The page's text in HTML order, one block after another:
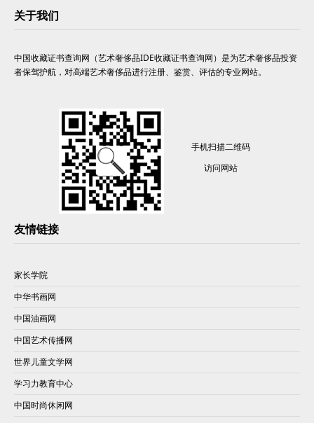
关于我们
中国收藏证书查询网（艺术奢侈品IDE收藏证书查询网）是为艺术奢侈品投资
者保驾护航，对高端艺术奢侈品进行注册、鉴赏、评估的专业网站。
手机扫描二维码
访问网站
友情链接
家长学院
中华书画网
中国油画网
中国艺术传播网
世界儿童文学网
学习力教育中心
中国时尚休闲网